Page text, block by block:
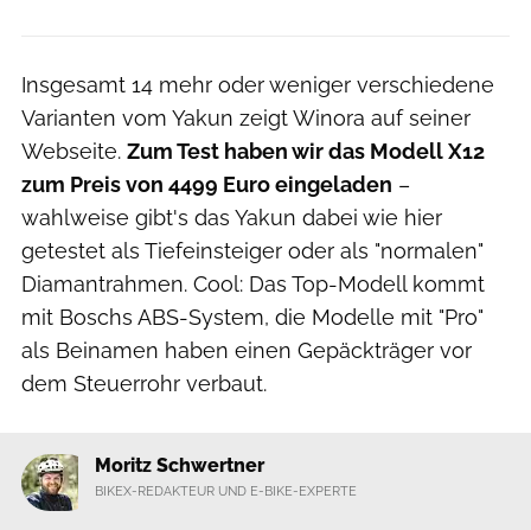
Insgesamt 14 mehr oder weniger verschiedene
Varianten vom Yakun zeigt Winora auf seiner
Webseite. Zum Test haben wir das Modell X12
zum Preis von 4499 Euro eingeladen –
wahlweise gibt's das Yakun dabei wie hier
getestet als Tiefeinsteiger oder als "normalen"
Diamantrahmen. Cool: Das Top-Modell kommt
mit Boschs ABS-System, die Modelle mit "Pro"
als Beinamen haben einen Gepäckträger vor
dem Steuerrohr verbaut.
Moritz Schwertner
BIKEX-REDAKTEUR UND E-BIKE-EXPERTE